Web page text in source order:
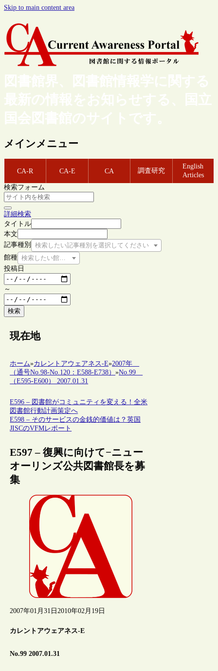
Skip to main content area
図書館界、図書館情報学に関する
最新の情報をお知らせする、国立
国会図書館のサイトです。
メインメニュー
CA-R CA-E CA 調査研究
English
Articles
検索フォーム
詳細検索
タイトル
本文
記事種別
検索したい記事種別を選択してください
館種 検索したい館種を選択してください
投稿日
～
検索
現在地
ホーム»カレントアウェアネス-E»2007年
（通号No.98-No.120：E588-E738）»No.99
（E595-E600） 2007.01.31
E596 – 図書館がコミュニティを変える！全米
図書館行動計画策定へ
E598 – そのサービスの金銭的価値は？英国
JISCのVFMレポート
E597 – 復興に向けて−ニュー
オーリンズ公共図書館長を募
集
2007年01月31日 2010年02月19日
カレントアウェアネス-E
No.99 2007.01.31